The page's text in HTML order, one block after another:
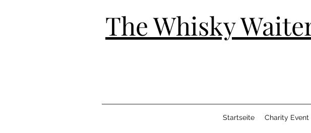
The Whisky
Startseite Charity Event